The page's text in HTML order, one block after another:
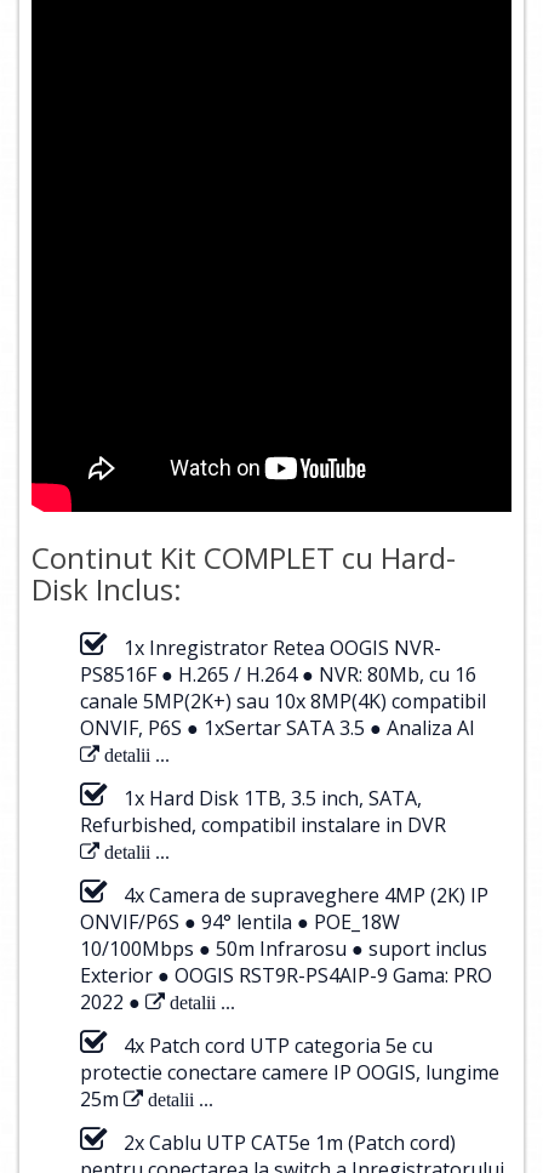
Continut Kit COMPLET cu Hard-
Disk Inclus:
1x Inregistrator Retea OOGIS NVR-
PS8516F ● H.265 / H.264 ● NVR: 80Mb, cu 16
canale 5MP(2K+) sau 10x 8MP(4K) compatibil
ONVIF, P6S ● 1xSertar SATA 3.5 ● Analiza AI
detalii ...
1x Hard Disk 1TB, 3.5 inch, SATA,
Refurbished, compatibil instalare in DVR
detalii ...
4x Camera de supraveghere 4MP (2K) IP
ONVIF/P6S ● 94° lentila ● POE_18W
10/100Mbps ● 50m Infrarosu ● suport inclus
Exterior ● OOGIS RST9R-PS4AIP-9 Gama: PRO
2022 ●
detalii ...
4x Patch cord UTP categoria 5e cu
protectie conectare camere IP OOGIS, lungime
25m
detalii ...
2x Cablu UTP CAT5e 1m (Patch cord)